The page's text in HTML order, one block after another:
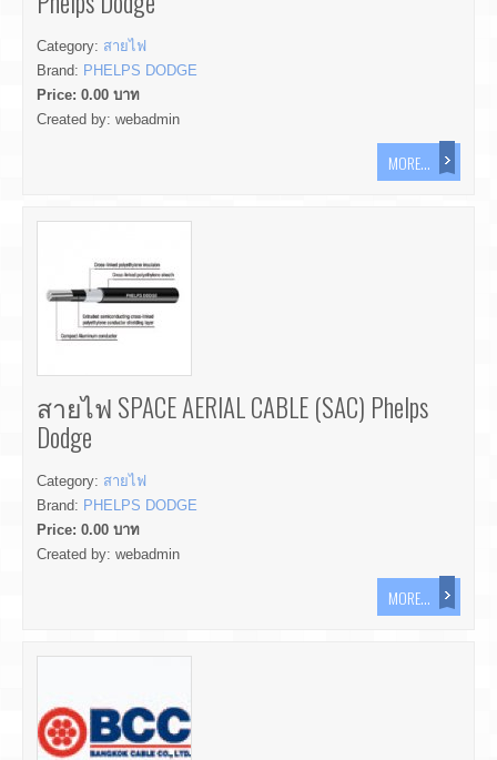
Category: สายไฟ
Brand: PHELPS DODGE
Price: 0.00 บาท
Created by: webadmin
MORE...
สายไฟ SPACE AERIAL CABLE (SAC) Phelps
Dodge
Category: สายไฟ
Brand: PHELPS DODGE
Price: 0.00 บาท
Created by: webadmin
MORE...